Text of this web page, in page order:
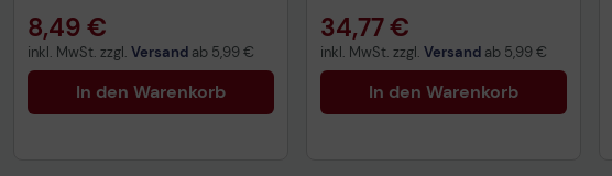
8,49 €
inkl. MwSt. zzgl. Versand ab 5,99 €
In den Warenkorb
34,77 €
inkl. MwSt. zzgl. Versand ab 5,99 €
In den Warenkorb